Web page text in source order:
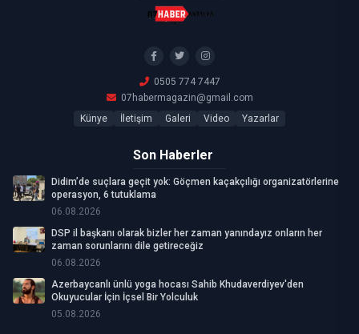
0505 774 7447
07habermagazin@gmail.com
Künye
İletişim Galeri Video Yazarlar
Son Haberler
Didim’de suçlara geçit yok: Göçmen kaçakçılığı organizatörlerine
operasyon, 6 tutuklama
06.08.2026
DSP il başkanı olarak bizler her zaman yanındayız onların her
zaman sorunlarını dile getireceğiz
06.08.2026
Azerbaycanlı ünlü yoga hocası Sahib Khudaverdiyev'den
Okuyucular İçin İçsel Bir Yolculuk
05.08.2026